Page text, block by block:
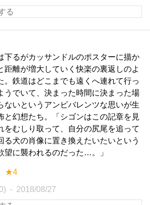
下るがカッサンドルのポスターに描か
距離が増大していく快楽の裏返しのよ
。鉄道はどこまでも遠くへ連れて行っ
うでいて、決まった時間に決まった場
ないというアンビバレンツな思いが生
と幻想たち。「シゴンはこの記章を見
をむしり取って、自分の尻尾を追って
る犬の肖像に置き換えたいたいという
望に襲われるのだった…。」
★4
2018/08/27